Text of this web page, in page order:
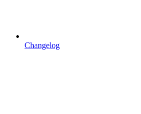
Changelog